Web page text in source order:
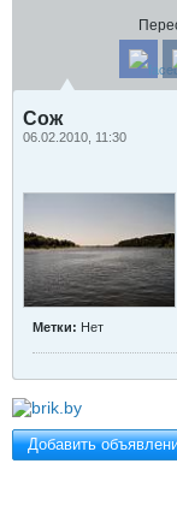
Сож
06.02.2010, 11:30
Метки: Нет
Добавить